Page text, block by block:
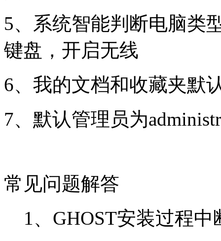
5、系统智能判断电脑类
键盘，开启无线
6、我的文档和收藏夹默
7、默认管理员为
常见问题解答
1、GHOST安装过程中